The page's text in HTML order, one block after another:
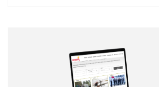
Correo electrónico